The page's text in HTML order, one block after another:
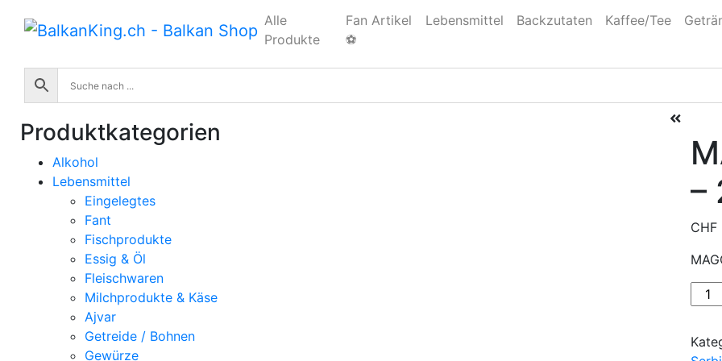
Alle
Produkte
Fan Artikel
⚽
Lebensmittel Backzutaten Kaffee/Tee
Produktkategorien
Alkohol
Lebensmittel
Eingelegtes
Fant
Fischprodukte
Essig & Öl
Fleischwaren
Milchprodukte & Käse
Ajvar
Getreide / Bohnen
Gewürze
–
CHF
-
-